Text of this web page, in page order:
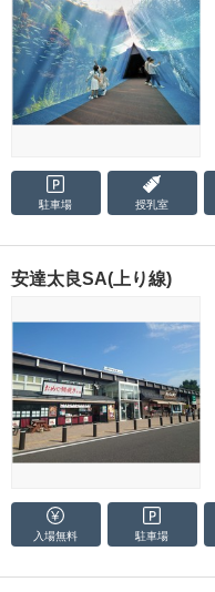
駐車場 授乳室
安達太良SA(上り線)
入場無料 駐車場